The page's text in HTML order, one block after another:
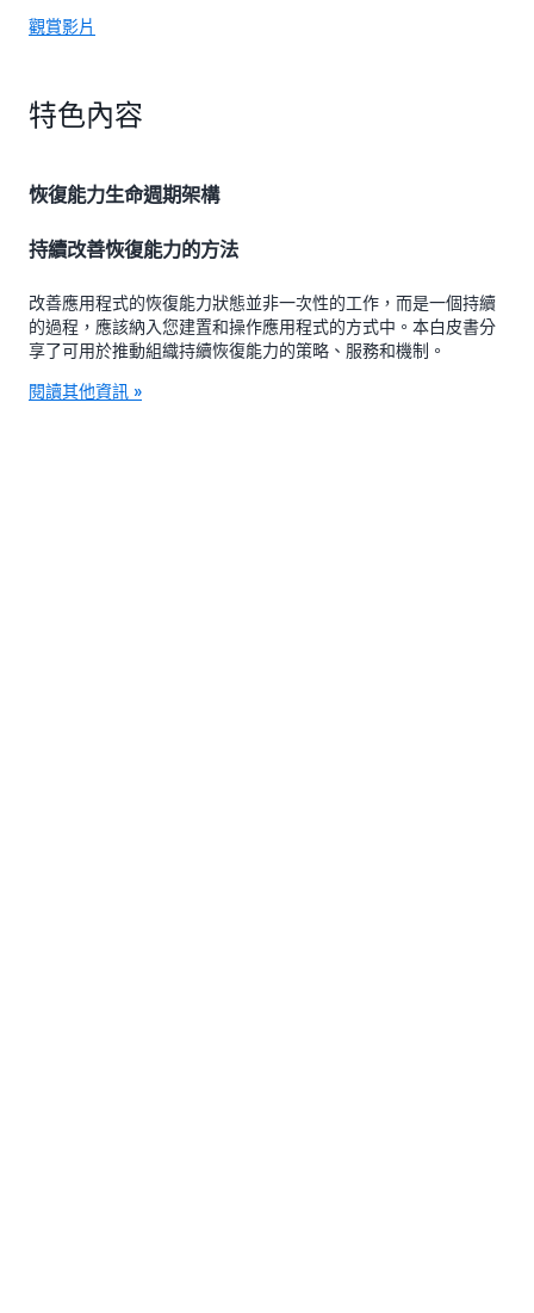
觀賞影片
特色內容
恢復能力生命週期架構
持續改善恢復能力的方法
改善應用程式的恢復能力狀態並非一次性的工作，而是一個持續
的過程，應該納入您建置和操作應用程式的方式中。本白皮書分
享了可用於推動組織持續恢復能力的策略、服務和機制。
閱讀其他資訊 »